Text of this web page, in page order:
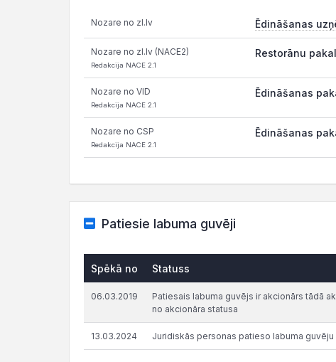
Nozare no zl.lv Ēdināšanas
Nozare no zl.lv (NACE2)
Redakcija NACE 2.1
Restorānu
Nozare no VID
Redakcija NACE 2.1
Ēdināšanas
Nozare no CSP
Redakcija NACE 2.1
Ēdināšanas
Patiesie labuma guvēji
Spēkā no Statuss
06.03.2019
Patiesais labuma guvējs ir akcionārs tādā
no akcionāra statusa
13.03.2024 Juridiskās personas patieso labuma